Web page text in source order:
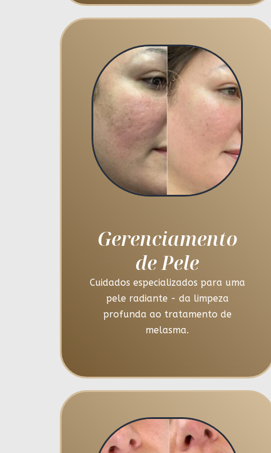
Gerenciamento
de Pele
Cuidados especializados para uma
pele radiante - da limpeza
profunda ao tratamento de
melasma.